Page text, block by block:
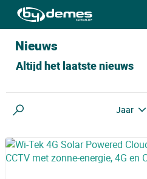
Nieuws
Altijd het laatste nieuws
Jaar